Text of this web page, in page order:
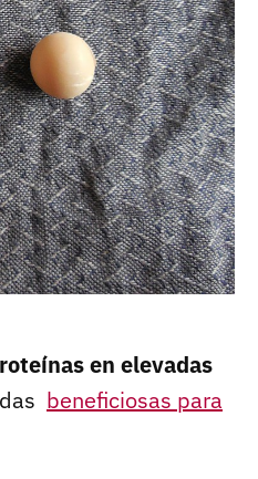
en elevadas
beneficiosas para